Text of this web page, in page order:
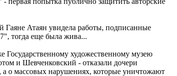
Гаяне Атаян увидела работы, подписанные
тогда еще была жива...
Государственному художественному музею
и Шевченковский - отказали дочери
а о массовых нарушениях, которые уничтожают